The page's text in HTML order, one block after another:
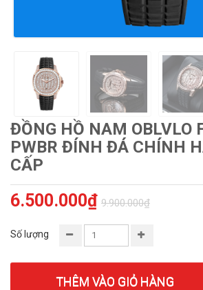
ĐỒNG HỒ NAM OBLVLO
PWBR ĐÍNH ĐÁ CHÍNH
CẤP
6.500.000₫ 9.900.000₫
Số lượng
THÊM VÀO GIỎ HÀNG